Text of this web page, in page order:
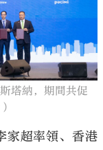
塔納，期間共促
家超率領、香港